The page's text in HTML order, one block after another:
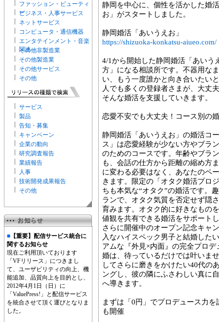
ファッション・ビューティ
ー
ビジネス・人事サービス
ネットサービス
コンピュータ・通信機器
エンタテインメント・音楽
関連
その他非製造業
その他製造業
その他サービス
その他
サービス
製品
告知・募集
キャンペーン
企業の動向
研究調査報告
業績報告
人事
技術開発成果報告
その他
■ 【重要】配信サービス統合に
関するお知らせ
現在ご利用頂いております
「VFリリース」につきまし
て、ユーザビリティの向上、機
能追加、品質向上を目的とし、
2012年4月1日（日）に
「ValuePress!」と配信サービス
を統合させて頂く運びとなりま
した。
静岡を中心に、個性を活かした婚
お」がスタートしました。
静岡婚活「あいうえお」
https://shizuoka-konkatsu-aiueo.com/
4/1から開始した静岡婚活「あいう
方」になる相談所です。不器用な
い、もう一度誰かと向き合いたい
人でも多くの登録者さまが、大丈
そんな婚活を支援していきます。
恋愛不安でも大丈夫！コース別の
静岡婚活「あいうえお」の婚活コ
ス」は恋愛経験が少ない方やブラ
のためのコースです。年齢やブラ
も、会話の仕方から距離の縮め方
に変わる必要はなく、あなたのペ
きます。限定の「オタク婚活プロ
ちも本気な“オタク”の婚活です。
ランで、オタク気質を否定せず隠
育みます。オタク的に好きなもの
値観を共有できる婚活をサポート
さらに開催中のオープン記念キャ
入なハイスペック男子と結婚した
アムな『外見×内面』の完全プロ
婚は、待っているだけでは叶いま
してさらに磨きをかけたい40代の
ングし、彼の隣にふさわしい真に
へ導きます。
まずは「0円」でプロデュース力
も開催